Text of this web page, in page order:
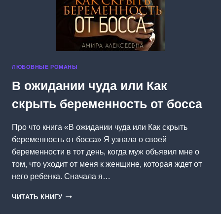
ЛЮБОВНЫЕ РОМАНЫ
В ожидании чуда или Как
скрыть беременность от босса
Про что книга «В ожидании чуда или Как скрыть
беременность от босса» Я узнала о своей
беременности в тот день, когда муж объявил мне о
том, что уходит от меня к женщине, которая ждет от
него ребенка. Сначала я…
ЧИТАТЬ КНИГУ В